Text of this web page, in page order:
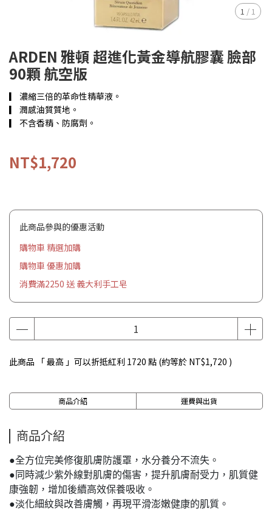
1 / 1
ARDEN 雅頓 超進化黃金導航膠囊 臉部
90顆 航空版
▎ 濃縮三倍的革命性精華液。
▎ 潤感油質質地。
▎ 不含香精、防腐劑。
NT$1,720
此商品參與的優惠活動
購物車 精選加購
購物車 優惠加購
消費滿2250 送 義大利手工皂
此商品 「 最高 」可以折抵紅利 1720 點 (約等於 NT$1,720 )
商品介紹 運費與出貨
商品介紹
●全方位完美修復肌膚防護罩，水分養分不流失。
●同時減少紫外線對肌膚的傷害，提升肌膚耐受力，肌質健
康強韌，增加後續高效保養吸收。
●淡化細紋與改善膚觸，再現平滑澎嫩健康的肌質。